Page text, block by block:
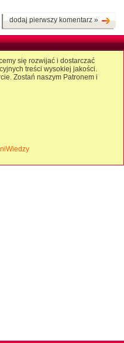
dodaj pierwszy komentarz »
się rozwijać i dostarczać
treści wysokiej jakości.
Zostań naszym Patronem i